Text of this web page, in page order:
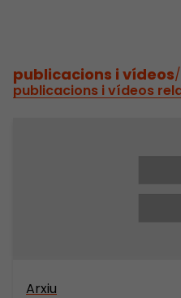
publicacions i vídeos/
publicacions i vídeos
Arxiu